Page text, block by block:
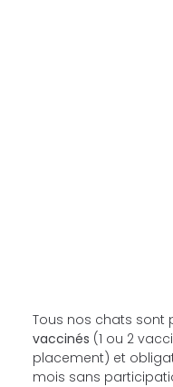
Tous nos chats sont
vaccinés (1 ou 2
placement) et
mois sans